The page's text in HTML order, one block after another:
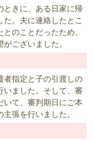
ときに、ある日家に帰
た。夫に連絡したとこ
のことだったため、
ございました。
者指定と子の引渡しの
いました。そして、審
いて、審判期日にご本
張を行いました。